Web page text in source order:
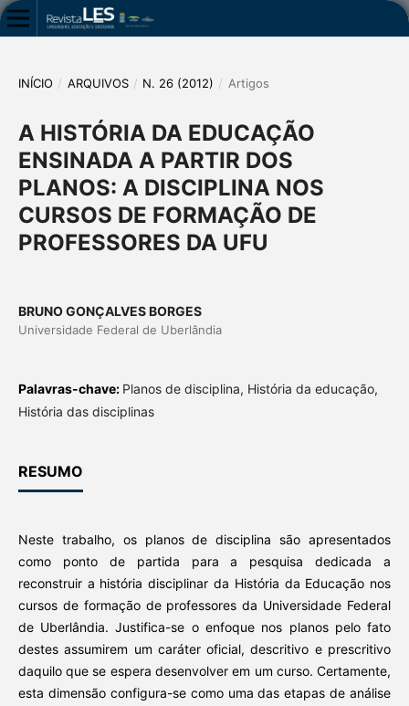
INÍCIO / ARQUIVOS / N. 26 (2012) / Artigos
A HISTÓRIA DA EDUCAÇÃO
ENSINADA A PARTIR DOS
PLANOS: A DISCIPLINA NOS
CURSOS DE FORMAÇÃO DE
PROFESSORES DA UFU
BRUNO GONÇALVES BORGES
Universidade Federal de Uberlândia
Palavras-chave: Planos de disciplina, História da educação,
História das disciplinas
RESUMO
Neste trabalho, os planos de disciplina são apresentados
como ponto de partida para a pesquisa dedicada a
reconstruir a história disciplinar da História da Educação nos
cursos de formação de professores da Universidade Federal
de Uberlândia. Justifica-se o enfoque nos planos pelo fato
destes assumirem um caráter oficial, descritivo e prescritivo
daquilo que se espera desenvolver em um curso. Certamente,
esta dimensão configura-se como uma das etapas de análise